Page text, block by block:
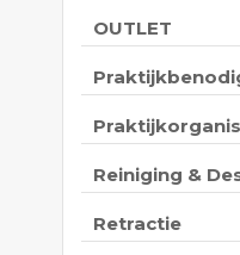
OUTLET
Reiniging &
Retractie